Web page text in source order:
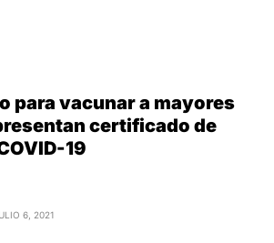
para vacunar a mayores
certificado de
19
6, 2021